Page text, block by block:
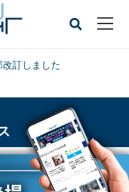
訂しました